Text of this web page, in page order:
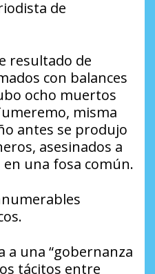
de
resultado de
con balances
ocho muertos
misma
antes se produjo
asesinados a
una fosa común.
a una “gobernanza
tácitos entre